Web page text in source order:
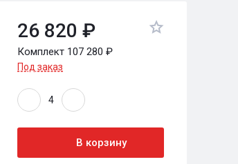
26 820 ₽
Комплект 107 280 ₽
Под заказ
В корзину